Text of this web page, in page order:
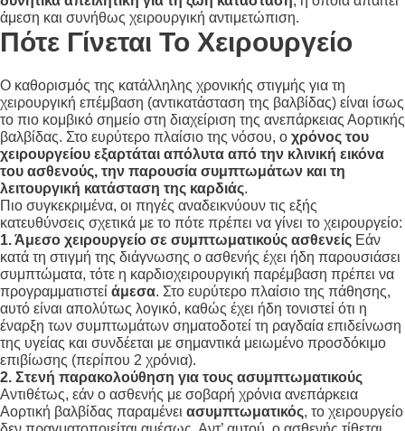
άμεση και συνήθως χειρουργική αντιμετώπιση.
Πότε Γίνεται Το Χειρουργείο
Ο καθορισμός της κατάλληλης χρονικής στιγμής για τη
χειρουργική επέμβαση (αντικατάσταση της βαλβίδας) είναι ίσως
το πιο κομβικό σημείο στη διαχείριση της ανεπάρκειας Αορτικής
βαλβίδας. Στο ευρύτερο πλαίσιο της νόσου, ο χρόνος του
χειρουργείου εξαρτάται απόλυτα από την κλινική εικόνα
του ασθενούς, την παρουσία συμπτωμάτων και τη
λειτουργική κατάσταση της καρδιάς.
Πιο συγκεκριμένα, οι πηγές αναδεικνύουν τις εξής
κατευθύνσεις σχετικά με το πότε πρέπει να γίνει το χειρουργείο:
1. Άμεσο χειρουργείο σε συμπτωματικούς ασθενείς Εάν
κατά τη στιγμή της διάγνωσης ο ασθενής έχει ήδη παρουσιάσει
συμπτώματα, τότε η καρδιοχειρουργική παρέμβαση πρέπει να
προγραμματιστεί άμεσα. Στο ευρύτερο πλαίσιο της πάθησης,
αυτό είναι απολύτως λογικό, καθώς έχει ήδη τονιστεί ότι η
έναρξη των συμπτωμάτων σηματοδοτεί τη ραγδαία επιδείνωση
της υγείας και συνδέεται με σημαντικά μειωμένο προσδόκιμο
επιβίωσης (περίπου 2 χρόνια).
2. Στενή παρακολούθηση για τους ασυμπτωματικούς
Αντιθέτως, εάν ο ασθενής με σοβαρή χρόνια ανεπάρκεια
Αορτική βαλβίδας παραμένει ασυμπτωματικός, το χειρουργείο